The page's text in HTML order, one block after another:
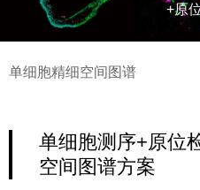
们介品人
+原
单细胞精细空间图谱
单细胞测序+原位
空间图谱方案